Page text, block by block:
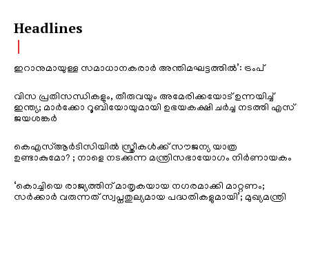
Headlines
ഇറാനുമായുള്ള സമാധാനകരാർ അന്തിമഘട്ടത്തിൽ‌’: ട്രംപ്
വിസ പ്രതിസന്ധികളും, തീരുവയും അമേരിക്കയോട് ഉന്നയിച്ച്
ഇന്ത്യ; മാർക്കോ റൂബിയോയുമായി ഉഭയകക്ഷി ചർച്ച നടത്തി എസ്
ജയശങ്കർ
കെഎസ്ആർടിസിയിൽ സ്ത്രീകൾക്ക് സൗജന്യ യാത്ര
ഉണ്ടാകുമോ? ; നാളെ നടക്കുന്ന മന്ത്രിസഭായോഗം നിർണായകം
‘കൊച്ചിയെ രാജ്യത്തിന് മാതൃകയായ നഗരമാക്കി മാറ്റണം;
സർക്കാർ വരുന്നത് സ്വപ്നതുല്യമായ പദ്ധതികളുമായി’; മുഖ്യമന്ത്രി